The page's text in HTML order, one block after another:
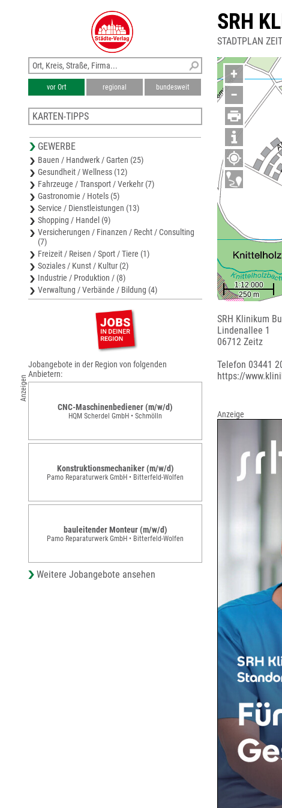
SRH
STADTPLAN
+
−
SRH Klinikum
Lindenallee 1
06712 Zeitz
Telefon 03441
https://
Anzeige
vor Ort regional bundesweit
KARTEN-TIPPS
Stadtplan Meuselwitz
Stadtplan Ronneburg
Stadtplan Gera
Stadtplan Schmölln
GEWERBE
Bauen / Handwerk / Garten (25)
Gesundheit / Wellness (12)
Fahrzeuge / Transport / Verkehr (7)
Gastronomie / Hotels (5)
Service / Dienstleistungen (13)
Shopping / Handel (9)
Versicherungen / Finanzen / Recht / Consulting
(7)
Freizeit / Reisen / Sport / Tiere (1)
Soziales / Kunst / Kultur (2)
Industrie / Produktion / (8)
Verwaltung / Verbände / Bildung (4)
Anzeigen
Jobangebote in der Region von folgenden
Anbietern:
CNC-Maschinenbediener (m/w/d)
HQM Scherdel GmbH • Schmölln
Konstruktionsmechaniker (m/w/d)
Pamo Reparaturwerk GmbH • Bitterfeld-Wolfen
bauleitender Monteur (m/w/d)
Pamo Reparaturwerk GmbH • Bitterfeld-Wolfen
Weitere Jobangebote ansehen